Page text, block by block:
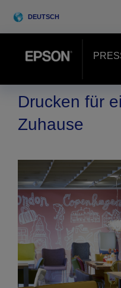
DEUTSCH
Anwenderberichte
Messen & Events
Search
for:
Drucken für
Zuhause